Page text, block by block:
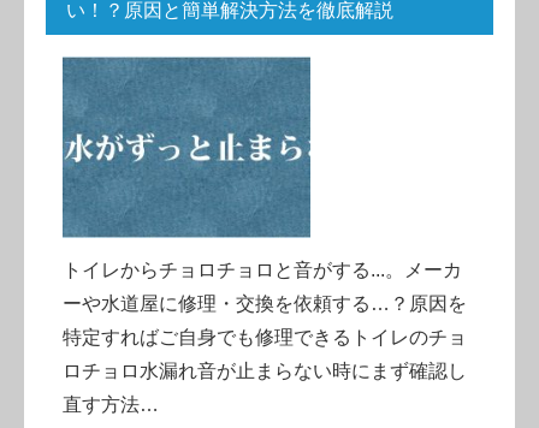
い！？原因と簡単解決方法を徹底解説
トイレからチョロチョロと音がする...。メーカ
ーや水道屋に修理・交換を依頼する…？原因を
特定すればご自身でも修理できるトイレのチョ
ロチョロ水漏れ音が止まらない時にまず確認し
直す方法…